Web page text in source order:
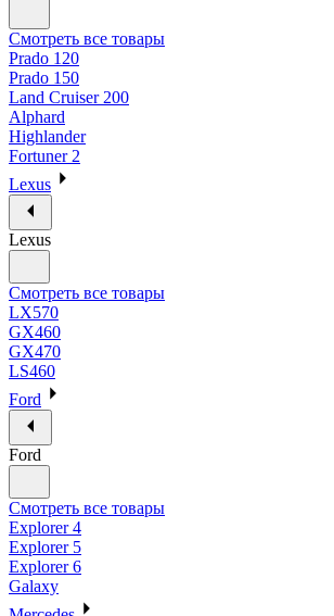
Смотреть все товары
Prado 120
Prado 150
Land Cruiser 200
Alphard
Highlander
Fortuner 2
Lexus
Lexus
Смотреть все товары
LX570
GX460
GX470
LS460
Ford
Ford
Смотреть все товары
Explorer 4
Explorer 5
Explorer 6
Galaxy